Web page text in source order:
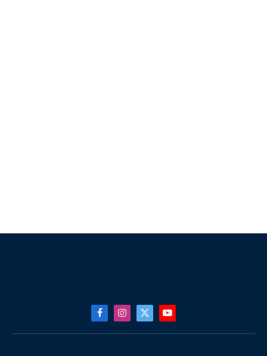
FacebookInstagram
X
YouTube